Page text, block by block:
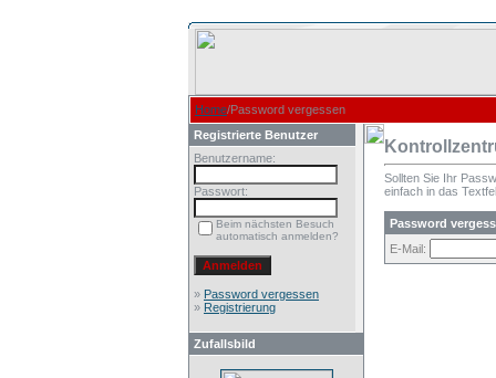
Home/Password vergessen
Registrierte Benutzer
Benutzername:
Passwort:
Beim nächsten Besuch
automatisch anmelden?
» Password vergessen
» Registrierung
Zufallsbild
Sollten Sie Ihr
einfach in das
Password
E-Mail: